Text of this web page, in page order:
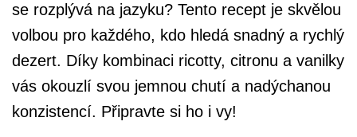
se rozplývá na jazyku? Tento recept je skvělou
volbou pro každého, kdo hledá snadný a rychlý
dezert. Díky kombinaci ricotty, citronu a vanilky
vás okouzlí svou jemnou chutí a nadýchanou
konzistencí. Připravte si ho i vy!